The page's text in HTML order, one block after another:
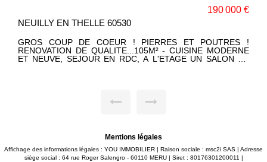
DE
321 000
NEUILLY EN THELLE 60530
UN CHARME CERTAIN POUR CETTE ANCIENNE RENOVEE
ET A L'ARCHITECTURE PERSONNELLE
CHALEUREUSE ! MAISON PRINCIPALE (133M²) + ANNEXE
SOUHAITE SON INDEPENDANCE). Corinne LEFEVRE
Mentions légales
Affichage des informations légales : YOU IMMOBILIER | Raison sociale : msc2i SAS | Adresse
siège social : 64 rue Roger Salengro - 60110 MERU | Siret : 80176301200011 |